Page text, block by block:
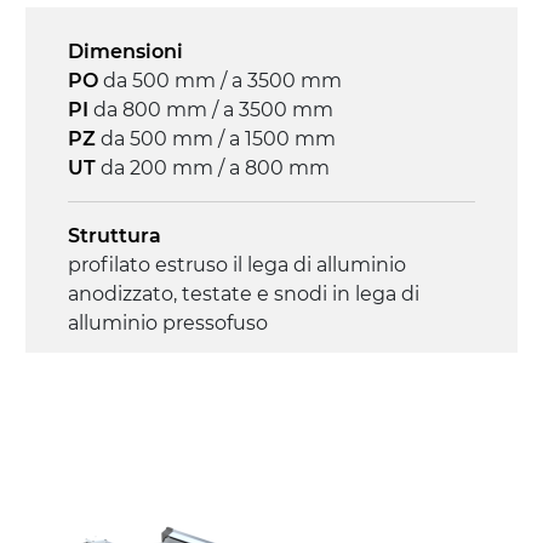
Controllo
on/off, E-Stop, protezione termica motore
Dimensioni
PO da 500 mm / a 3500 mm
PI da 800 mm / a 3500 mm
PZ da 500 mm / a 1500 mm
UT da 200 mm / a 800 mm
Struttura
profilato estruso il lega di alluminio
anodizzato, testate e snodi in lega di
alluminio pressofuso